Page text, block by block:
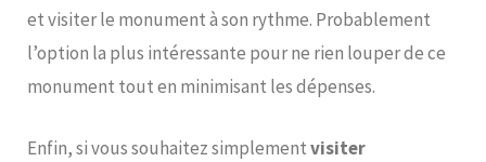
et visiter le monument à son rythme. Probablement
l’option la plus intéressante pour ne rien louper de ce
monument tout en minimisant les dépenses.
Enfin, si vous souhaitez simplementvisiter